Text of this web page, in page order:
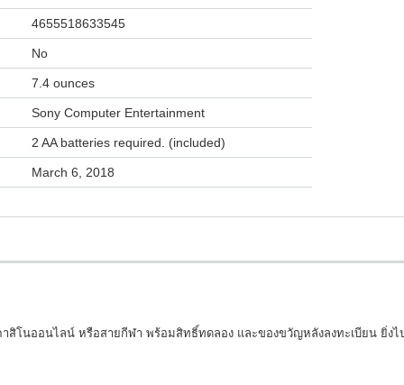
4655518633545
No
7.4 ounces
Sony Computer Entertainment
2 AA batteries required. (included)
March 6, 2018
โนออนไลน์ หรือสายกีฬา พร้อมสิทธิ์ทดลอง และของขวัญหลังลงทะเบียน ยิ่ง